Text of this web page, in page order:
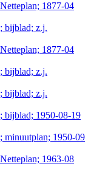
1877-04
bijblad; z.j.
1877-04
bijblad; z.j.
bijblad; z.j.
bijblad; 1950-08-19
minuutplan; 1950-09
1963-08